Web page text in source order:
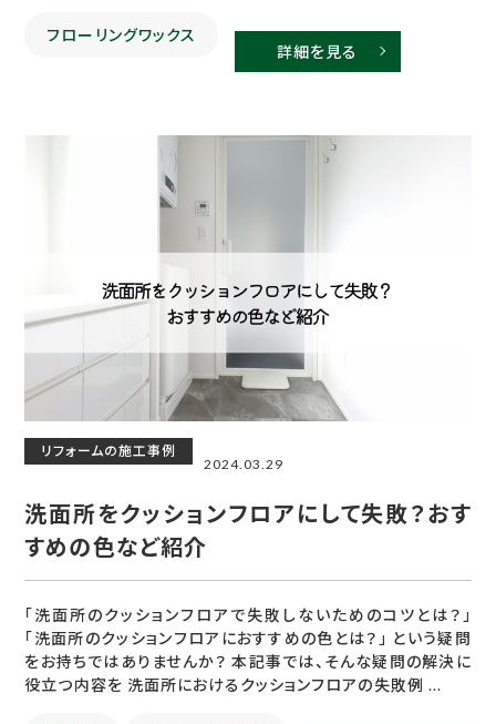
フローリングワックス
詳細を見る
リフォームの施工事例
2024.03.29
洗面所をクッションフロアにして失敗？おす
すめの色など紹介
「洗面所のクッションフロアで失敗しないためのコツとは？」
「洗面所のクッションフロアにおすすめの色とは？」 という疑問
をお持ちではありませんか？ 本記事では、そんな疑問の解決に
役立つ内容を 洗面所におけるクッションフロアの失敗例 ...